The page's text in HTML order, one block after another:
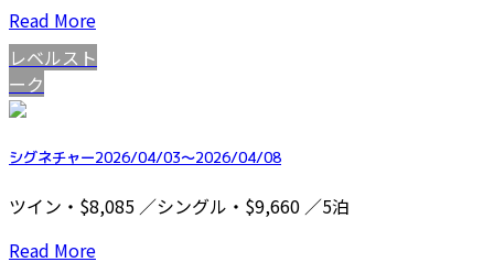
Read More
レベルスト
ーク
シグネチャー2026/04/03～2026/04/08
ツイン・$8,085 ／シングル・$9,660 ／5泊
Read More